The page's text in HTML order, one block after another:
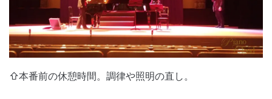
⇧本番前の休憩時間。調律や照明の直し。